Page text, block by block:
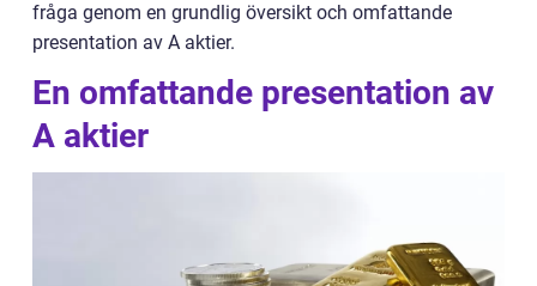
fråga genom en grundlig översikt och omfattande
presentation av A aktier.
En omfattande presentation av
A aktier